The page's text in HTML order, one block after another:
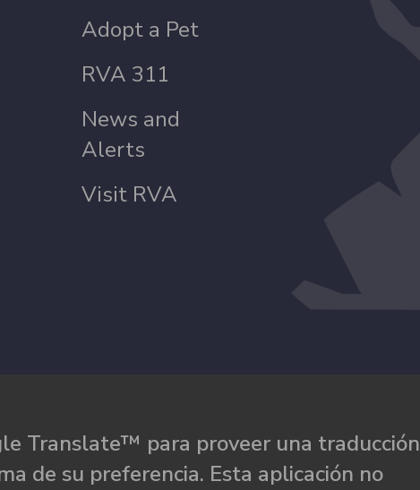
Adopt a Pet
RVA 311
News and
Alerts
Visit RVA
Translate™ para proveer una traducción
de su preferencia. Esta aplicación no